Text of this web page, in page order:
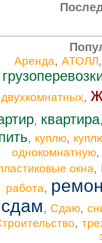
Аренда, АТОЛЛ
двухкомнатных,
, квартира
, куплю,
однокомнатную
окна,
работа,
сдам, Сдаю,
,